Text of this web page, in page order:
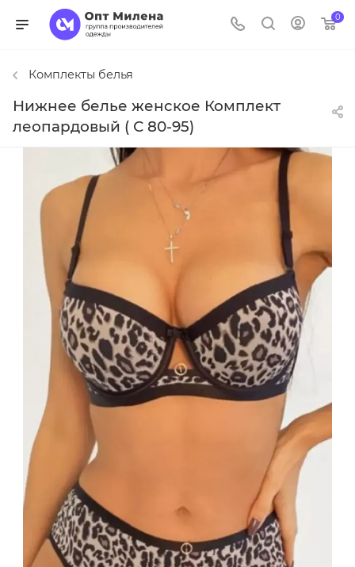
0
Комплекты белья
Нижнее белье женское Комплект
леопардовый ( С 80-95)